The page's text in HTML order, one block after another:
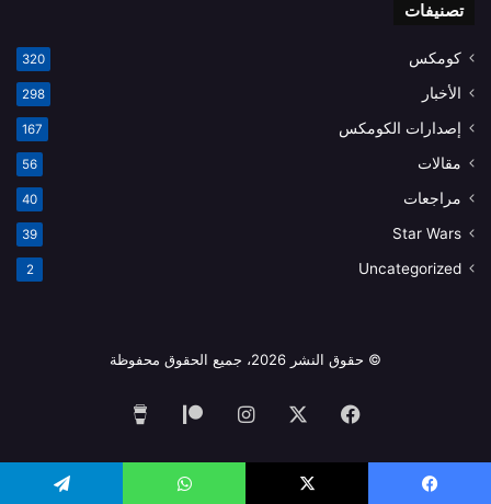
تصنيفات
كومكس 320
الأخبار 298
إصدارات الكومكس 167
مقالات 56
مراجعات 40
Star Wars
39
Uncategorized
2
© حقوق النشر 2026، جميع الحقوق محفوظة
فيسبوك انستقرام‫Patreon
Me